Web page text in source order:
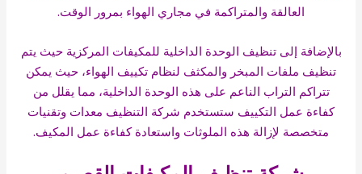
العالقة والمتراكمة في مجاري الهواء بمرور الوقت.
بالإضافة إلى تنظيف الوحدة الداخلية للمكيفات المركزية حيث يتم
تنظيف ملفات المبخر والمكثف لنظام تكييف الهواء، حيث يمكن
تتراكم التراب الناعم على هذه الوحدة الداخلية، مما يقلل من
كفاءة عمل التكييف ستستخدم شركة التنظيف معدات وتقنيات
متخصصة لإزالة هذه الملوثات واستعادة كفاءة عمل المكيف.